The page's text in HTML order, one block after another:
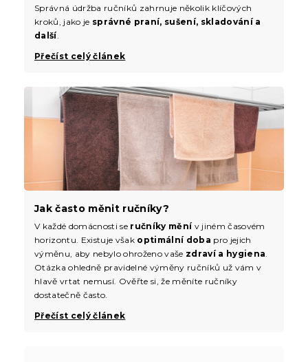
Správná údržba ručníků zahrnuje několik klíčových
kroků, jako je správné praní, sušení, skladování a
další.
Přečíst celý článek
Jak často měnit ručníky?
V každé domácnosti se ručníky měnív jiném časovém
horizontu. Existuje však optimální doba pro jejich
výměnu, aby nebylo ohroženo vaše zdraví a hygiena.
Otázka ohledně pravidelné výměny ručníků už vám v
hlavě vrtat nemusí. Ověřte si, že měníte ručníky
dostatečně často.
Přečíst celý článek